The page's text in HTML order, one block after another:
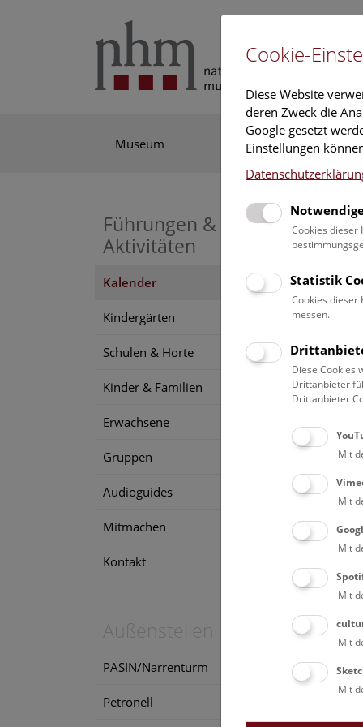
Museum Ausstellung
Führungen &
Aktivitäten
Kalender
Kindergärten
Schulen & Horte
Kinder & Familien
Erwachsene
Gruppen
Audioguides
Mitmachen
Kontakt
Außenstellen
PASIN/Narrenturm
Petronell
Hier
8.
Cookie-
Diese Website
deren Zweck die
Google gesetzt
Einstellungen
Cookies dieser
Statistik
Cookies dieser
messen.
Diese Cookies
Drittanbieter
Drittanbieter
Mit
Mit
Mit
Mit
Mit
Mit